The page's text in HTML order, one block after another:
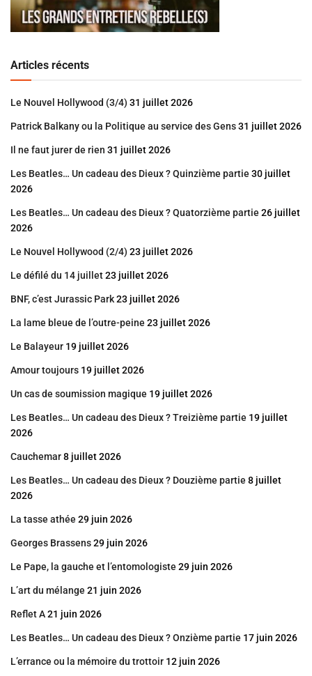
Articles récents
Le Nouvel Hollywood (3/4) 31 juillet 2026
Patrick Balkany ou la Politique au service des Gens31 juillet 2026
Il ne faut jurer de rien 31 juillet 2026
Les Beatles… Un cadeau des Dieux ? Quinzième partie 30 juillet
2026
Les Beatles… Un cadeau des Dieux ? Quatorzième partie 26 juillet
2026
Le Nouvel Hollywood (2/4) 23 juillet 2026
Le défilé du 14 juillet23 juillet 2026
BNF, c’est Jurassic Park23 juillet 2026
La lame bleue de l’outre-peine 23 juillet 2026
Le Balayeur 19 juillet 2026
Amour toujours 19 juillet 2026
Un cas de soumission magique 19 juillet 2026
Les Beatles… Un cadeau des Dieux ? Treizième partie 19 juillet
2026
Cauchemar8 juillet 2026
Les Beatles… Un cadeau des Dieux ? Douzième partie 8 juillet
2026
La tasse athée 29 juin 2026
Georges Brassens29 juin 2026
Le Pape, la gauche et l’entomologiste 29 juin 2026
L’art du mélange 21 juin 2026
Reflet A21 juin 2026
Les Beatles… Un cadeau des Dieux ? Onzième partie 17 juin 2026
L’errance ou la mémoire du trottoir 12 juin 2026